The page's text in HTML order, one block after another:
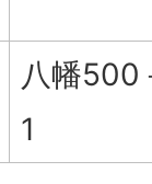
八幡500
1